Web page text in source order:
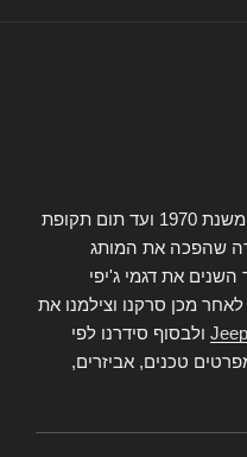
משנת 1970 ועד תום תקופת
שהפכה את המותג
השנים את דגמי ג'יפי
מכן סרקנו וצילמנו את
Jeep ולבסוף סידרנו לפי
טכנים, אביזרים,